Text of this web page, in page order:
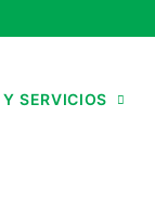
SERVICIOS